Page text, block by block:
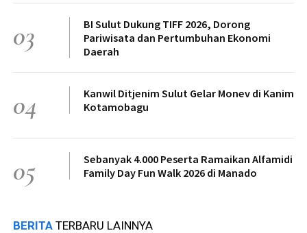
03
BI Sulut Dukung TIFF 2026, Dorong
Pariwisata dan Pertumbuhan Ekonomi
Daerah
04
Kanwil Ditjenim Sulut Gelar Monev di Kanim
Kotamobagu
05
Sebanyak 4.000 Peserta Ramaikan Alfamidi
Family Day Fun Walk 2026 di Manado
BERITA TERBARU LAINNYA